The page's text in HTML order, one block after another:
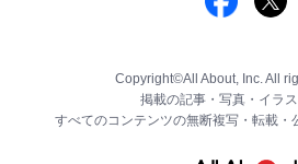
Copyright©All About, Inc. All
掲載の記事・写真・イラス
すべてのコンテンツの無断複写・転載・